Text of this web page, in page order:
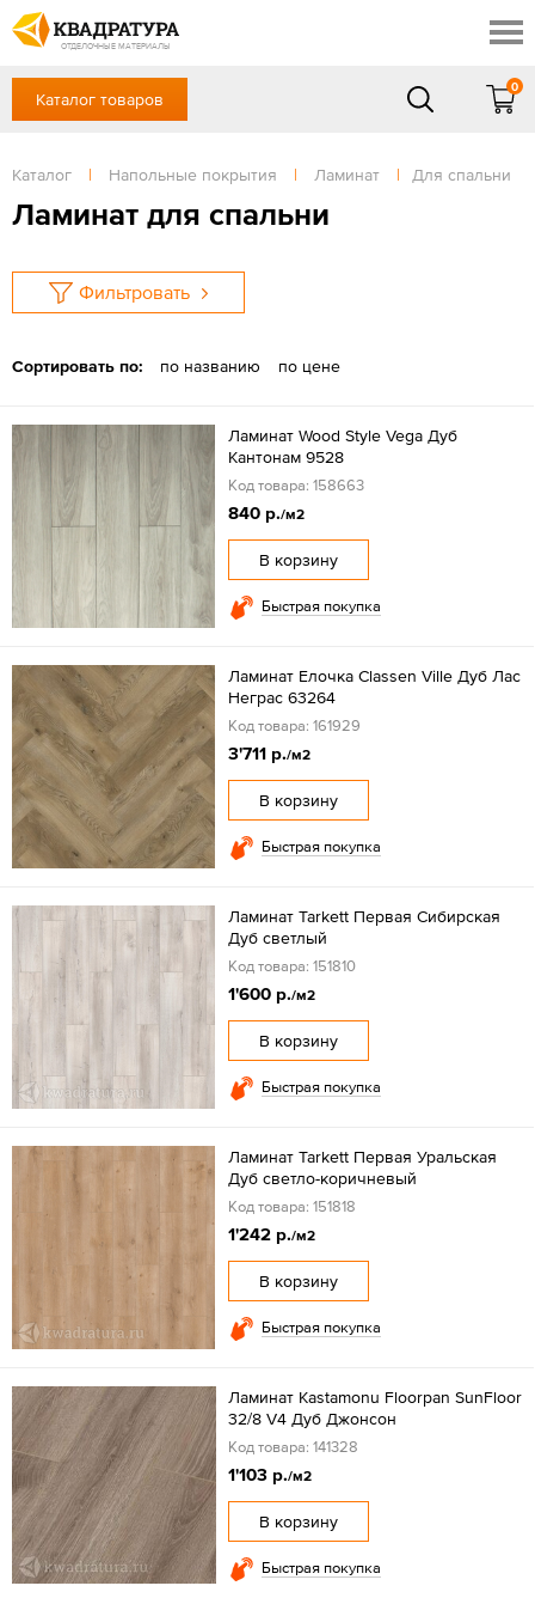
ОТДЕЛОЧНЫЕ МАТЕРИАЛЫ
Скидки
Контакты
Доставка и оплата
Готовые решения
Отзывы
+7 (863) 303-36-23
Сб, Вс — выходной
ЗАКАЗАТЬ ЗВОНОК
Каталог товаров
0
Каталог | Напольные покрытия | Ламинат | Для спальни
Ламинат для спальни
Фильтровать
Сортировать по: по названию по цене
Ламинат Wood Style Vega Дуб
Кантонам 9528
Код товара: 158663
840 р./м2
В корзину
Быстрая покупка
Ламинат Елочка Classen Ville Дуб Лас
Неграс 63264
Код товара: 161929
3'711 р./м2
В корзину
Быстрая покупка
Ламинат Tarkett Первая Сибирская
Дуб светлый
Код товара: 151810
1'600 р./м2
В корзину
Быстрая покупка
Ламинат Tarkett Первая Уральская
Дуб светло-коричневый
Код товара: 151818
1'242 р./м2
В корзину
Быстрая покупка
Ламинат Kastamonu Floorpan SunFloor
32/8 V4 Дуб Джонсон
Код товара: 141328
1'103 р./м2
В корзину
Быстрая покупка